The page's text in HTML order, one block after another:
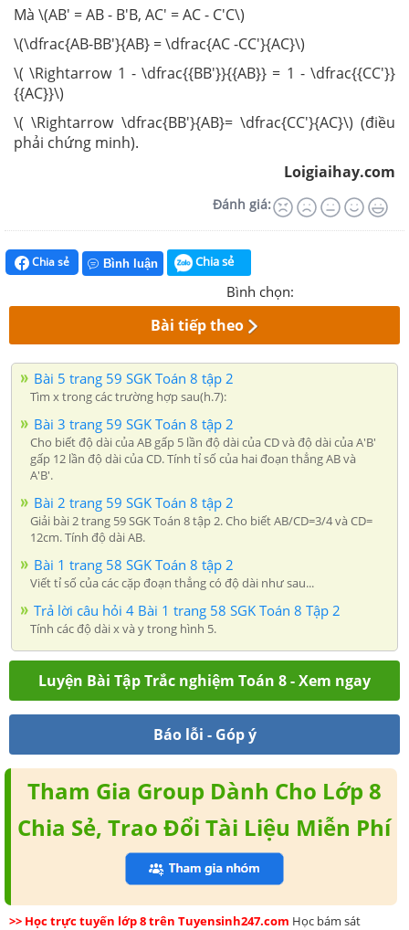
Mà \(AB' = AB - B'B, AC' = AC - C'C\)
\(\dfrac{AB-BB'}{AB} = \dfrac{AC -CC'}{AC}\)
\( \Rightarrow 1 - \dfrac{{BB'}}{{AB}} = 1 - \dfrac{{CC'}}
{{AC}}\)
\( \Rightarrow \dfrac{BB'}{AB}= \dfrac{CC'}{AC}\) (điều
phải chứng minh).
Loigiaihay.com
Đánh giá:
Chia sẻ Bình luận Chia sẻ
Bình chọn:
Bài tiếp theo
Bài 5 trang 59 SGK Toán 8 tập 2
Tìm x trong các trường hợp sau(h.7):
Bài 3 trang 59 SGK Toán 8 tập 2
Cho biết độ dài của AB gấp 5 lần độ dài của CD và độ dài của A'B'
gấp 12 lần độ dài của CD. Tính tỉ số của hai đoạn thẳng AB và
A'B'.
Bài 2 trang 59 SGK Toán 8 tập 2
Giải bài 2 trang 59 SGK Toán 8 tập 2. Cho biết AB/CD=3/4 và CD=
12cm. Tính độ dài AB.
Bài 1 trang 58 SGK Toán 8 tập 2
Viết tỉ số của các cặp đoạn thẳng có độ dài như sau...
Trả lời câu hỏi 4 Bài 1 trang 58 SGK Toán 8 Tập 2
Tính các độ dài x và y trong hình 5.
Luyện Bài Tập Trắc nghiệm Toán 8 - Xem ngay
Báo lỗi - Góp ý
Tham Gia Group Dành Cho Lớp 8
Chia Sẻ, Trao Đổi Tài Liệu Miễn Phí
>> Học trực tuyến lớp 8 trên Tuyensinh247.com Học bám sát